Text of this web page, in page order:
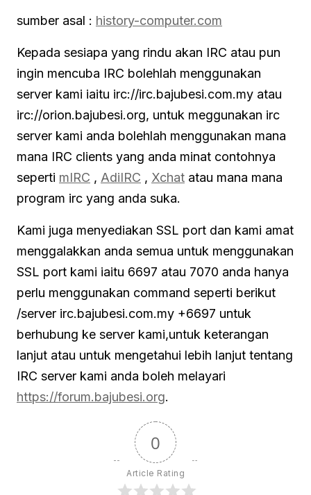
sumber asal : history-computer.com
Kepada sesiapa yang rindu akan IRC atau pun
ingin mencuba IRC bolehlah menggunakan
server kami iaitu irc://irc.bajubesi.com.my atau
irc://orion.bajubesi.org, untuk meggunakan irc
server kami anda bolehlah menggunakan mana
mana IRC clients yang anda minat contohnya
seperti mIRC , AdiIRC , Xchat atau mana mana
program irc yang anda suka.
Kami juga menyediakan SSL port dan kami amat
menggalakkan anda semua untuk menggunakan
SSL port kami iaitu 6697 atau 7070 anda hanya
perlu menggunakan command seperti berikut
/server irc.bajubesi.com.my +6697 untuk
berhubung ke server kami,untuk keterangan
lanjut atau untuk mengetahui lebih lanjut tentang
IRC server kami anda boleh melayari
https://forum.bajubesi.org.
0
Article Rating